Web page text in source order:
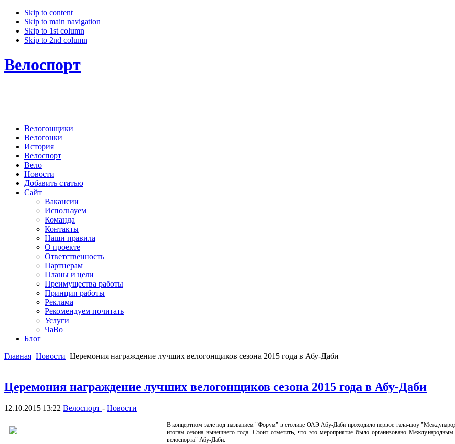
Skip to content
Skip to main navigation
Skip to 1st column
Skip to 2nd column
Велоспорт
Велогонщики
Велогонки
История
Велоспорт
Вело
Новости
Добавить статью
Сайт
Вакансии
Используем
Команда
Контакты
Наши правила
О проекте
Ответственность
Партнерам
Планы и цели
Преимущества работы
Принцип работы
Реклама
Рекомендуем почитать
Услуги
ЧаВо
Блог
Главная Новости Церемония награждение лучших велогонщиков сезона 2015 года в Абу-Даби
Церемония награждение лучших велогонщиков сезона 2015 года в Абу-Даби
12.10.2015 13:22 Велоспорт - Новости
В концертном зале под названием "Форум" в столице ОАЭ Абу-Даби проходило первое гала-шоу
итогам сезона нынешнего года. Стоит отметить, что это мероприятие было организовано
велоспорта" Абу-Даби.